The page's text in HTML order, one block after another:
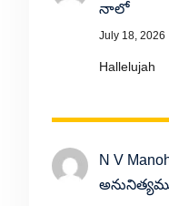
నాలో
July 18, 2026
Hallelujah
N V